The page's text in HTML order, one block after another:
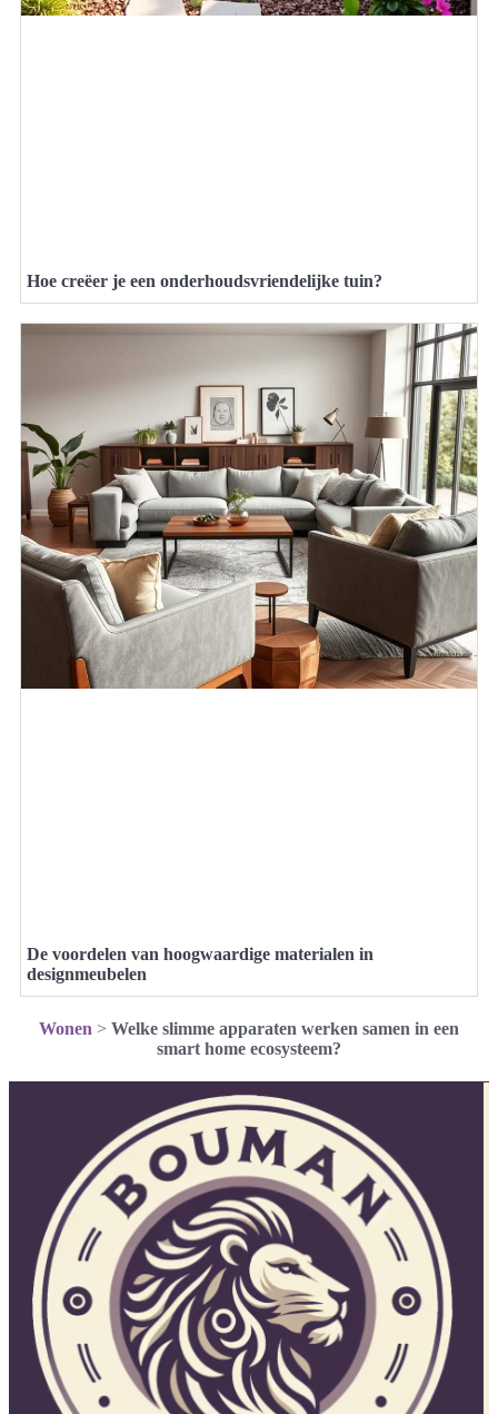
Hoe creëer je een onderhoudsvriendelijke tuin?
De voordelen van hoogwaardige materialen in
designmeubelen
Wonen > Welke slimme apparaten werken samen in een
smart home ecosysteem?